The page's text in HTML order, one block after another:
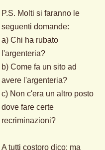
P.S. Molti si faranno le
seguenti domande:
a) Chi ha rubato
l'argenteria?
b) Come fa un sito ad
avere l'argenteria?
c) Non c'era un altro posto
dove fare certe
recriminazioni?
A tutti costoro dico: ma